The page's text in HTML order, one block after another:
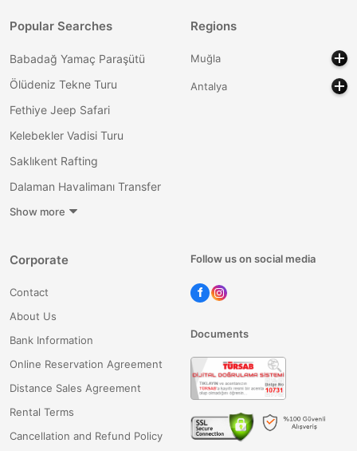
Popular Searches
Babadağ Yamaç Paraşütü
Ölüdeniz Tekne Turu
Fethiye Jeep Safari
Kelebekler Vadisi Turu
Saklıkent Rafting
Dalaman Havalimanı Transfer
Show more
Regions
Muğla
Antalya
Corporate
Contact
About Us
Bank Information
Online Reservation Agreement
Distance Sales Agreement
Rental Terms
Cancellation and Refund Policy
Follow us on social media
Documents